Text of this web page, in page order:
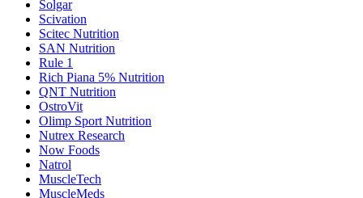
Solgar
Scivation
Scitec Nutrition
SAN Nutrition
Rule 1
Rich Piana 5% Nutrition
QNT Nutrition
OstroVit
Olimp Sport Nutrition
Nutrex Research
Now Foods
Natrol
MuscleTech
MuscleMeds